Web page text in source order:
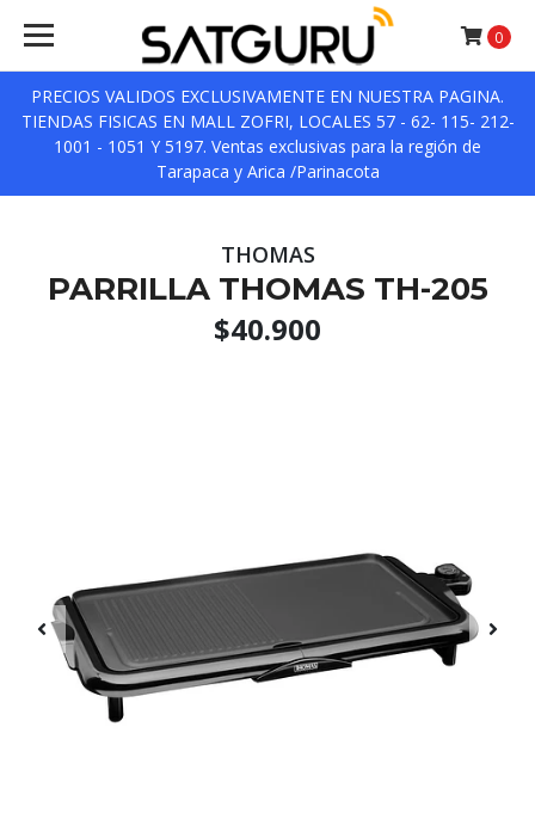
PRECIOS VALIDOS EXCLUSIVAMENTE EN NUESTRA PAGINA.
TIENDAS FISICAS EN MALL ZOFRI, LOCALES 57 - 62- 115- 212-
1001 - 1051 Y 5197. Ventas exclusivas para la región de
Tarapaca y Arica /Parinacota
0
THOMAS
PARRILLA THOMAS TH-205
$40.900